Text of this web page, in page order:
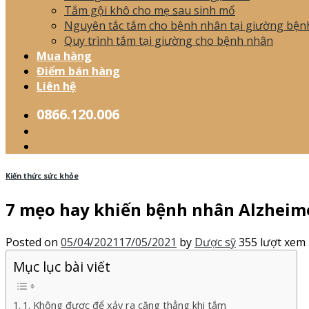
Tắm gội khô cho mẹ sau sinh mổ
Nguyên tắc tắm cho bệnh nhân tại giường
Quy trình tắm tại giường cho bệnh nhân
Mua hàng
Điểm bán hàng
Liên hệ
0866.120.006
Kiến thức sức khỏe
7 mẹo hay khiến bệnh nhân
Posted on 05/04/2021 17/05/2021 by Dược sỹ355 lượt xem
Mục lục bài viết
1. Không được để xảy ra căng thẳng khi tắm